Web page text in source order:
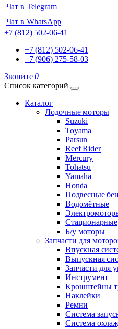
Чат в Telegram
Чат в WhatsApp
+7 (812) 502-06-41
+7 (812) 502-06-41
+7 (906) 275-58-03
Звоните 0
Список категорий
Каталог
Лодочные моторы
Suzuki
Toyama
Parsun
Reef Rider
Mercury
Tohatsu
Yamaha
Honda
Подвесные
Водомётные
Стационарные
Б/у моторы
Запчасти для
Впускная
Выпускная
Запчасти для
Инструмент
Кронштейны
Наклейки
Ремни
Система
Система